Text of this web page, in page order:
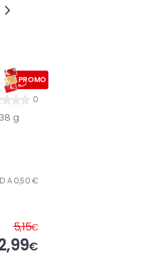
PROMO
0
g
A 0,50 €
5,15€
€